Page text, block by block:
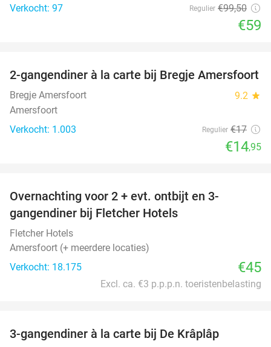
Verkocht: 97
Regulier €99,50
€59
12%
2-gangendiner à la carte bij Bregje Amersfoort
Bregje Amersfoort 9.2 star
Amersfoort
Verkocht: 1.003
Regulier €17
€14,95
Overnachting voor 2 + evt. ontbijt en 3-
gangendiner bij Fletcher Hotels
Fletcher Hotels
Amersfoort (+ meerdere locaties)
Verkocht: 18.175
€45
Excl. ca. €3 p.p.p.n. toeristenbelasting
3-gangendiner à la carte bij De Krâplâp